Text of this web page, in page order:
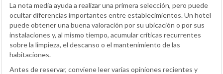
La nota media ayuda a realizar una primera selección, pero puede
ocultar diferencias importantes entre establecimientos. Un hotel
puede obtener una buena valoración por su ubicación o por sus
instalaciones y, al mismo tiempo, acumular críticas recurrentes
sobre la limpieza, el descanso o el mantenimiento de las
habitaciones.
Antes de reservar, conviene leer varias opiniones recientes y